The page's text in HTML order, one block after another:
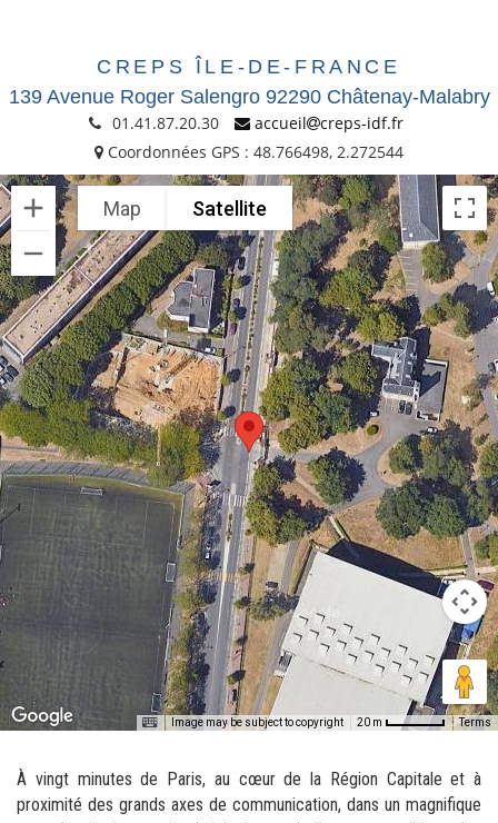
CREPS ÎLE-DE-FRANCE
139 Avenue Roger Salengro 92290 Châtenay-Malabry
01.41.87.20.30 accueil
creps-idf.fr
Coordonnées GPS : 48.766498, 2.272544
Map Satellite
Image may be subject to copyright 20 m Terms
À vingt minutes de Paris, au cœur de la Région Capitale et à
proximité des grands axes de communication, dans un magnifique